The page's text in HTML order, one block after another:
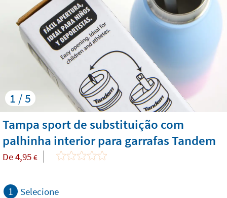
1 / 5
Tampa sport de substituição com
palhinha interior para garrafas Tandem
De4,95 €
1 Selecione